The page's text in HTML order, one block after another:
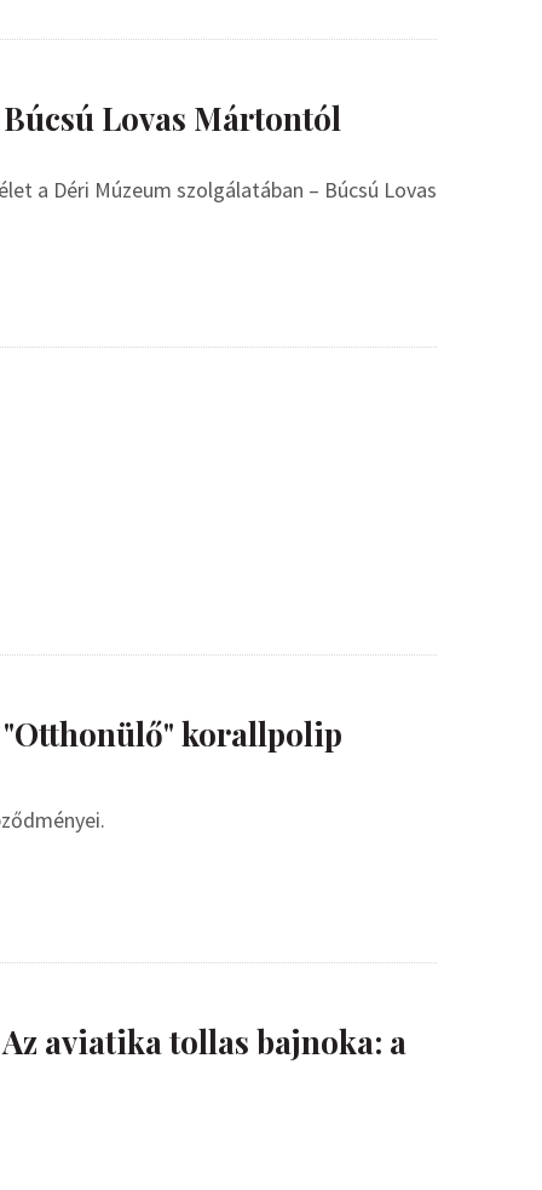
Lovas Mártontól
a Déri Múzeum szolgálatában – Búcsú Lovas
korallpolip
aviatika tollas bajnoka: a